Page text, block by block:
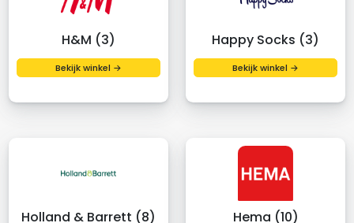
H&M (3)
Bekijk winkel →
Happy Socks (3)
Bekijk winkel →
Holland & Barrett (8) Hema (10)